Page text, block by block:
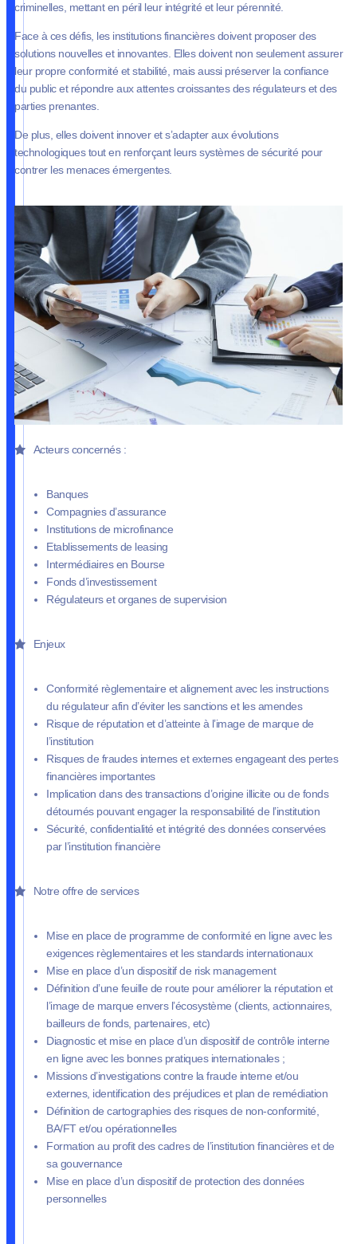
criminelles, mettant en péril leur intégrité et leur pérennité.
Face à ces défis, les institutions financières doivent proposer des
solutions nouvelles et innovantes. Elles doivent non seulement assurer
leur propre conformité et stabilité, mais aussi préserver la confiance
du public et répondre aux attentes croissantes des régulateurs et des
parties prenantes.
De plus, elles doivent innover et s’adapter aux évolutions
technologiques tout en renforçant leurs systèmes de sécurité pour
contrer les menaces émergentes.
Acteurs concernés :
Banques
Compagnies d’assurance
Institutions de microfinance
Etablissements de leasing
Intermédiaires en Bourse
Fonds d’investissement
Régulateurs et organes de supervision
Enjeux
Conformité règlementaire et alignement avec les instructions
du régulateur afin d’éviter les sanctions et les amendes
Risque de réputation et d’atteinte à l’image de marque de
l’institution
Risques de fraudes internes et externes engageant des pertes
financières importantes
Implication dans des transactions d’origine illicite ou de fonds
détournés pouvant engager la responsabilité de l’institution
Sécurité, confidentialité et intégrité des données conservées
par l’institution financière
Notre offre de services
Mise en place de programme de conformité en ligne avec les
exigences règlementaires et les standards internationaux
Mise en place d’un dispositif de risk management
Définition d’une feuille de route pour améliorer la réputation et
l’image de marque envers l’écosystème (clients, actionnaires,
bailleurs de fonds, partenaires, etc)
Diagnostic et mise en place d’un dispositif de contrôle interne
en ligne avec les bonnes pratiques internationales ;
Missions d’investigations contre la fraude interne et/ou
externes, identification des préjudices et plan de remédiation
Définition de cartographies des risques de non-conformité,
BA/FT et/ou opérationnelles
Formation au profit des cadres de l’institution financières et de
sa gouvernance
Mise en place d’un dispositif de protection des données
personnelles